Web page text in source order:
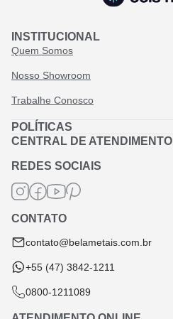
INSTITUCIONAL
Quem Somos
Nosso Showroom
Trabalhe Conosco
POLÍTICAS
Política de Privacidade
Política de Frete
Termos de Garantia
Termos e Condições
Troca e Devolução
CENTRAL DE ATENDIMENTO
Fale Conosco
REDES SOCIAIS
CONTATO
contato@belametais.com.br
+55 (47) 3842-1211
0800-1211089